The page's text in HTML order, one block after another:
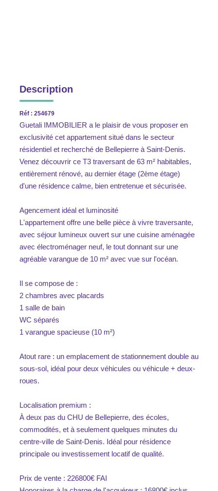
Description
Réf : 254679
Guetali IMMOBILIER a le plaisir de vous proposer en
exclusivité cet appartement situé dans le secteur
résidentiel et recherché de Bellepierre à Saint-Denis.
Venez découvrir ce T3 traversant de 63 m² habitables,
entièrement rénové, au dernier étage (2ème étage)
d'une résidence calme, bien entretenue et sécurisée.
Agencement idéal et luminosité
L'appartement offre une belle pièce à vivre traversante,
avec séjour lumineux ouvert sur une cuisine aménagée
avec électroménager neuf, le tout donnant sur une
agréable varangue de 10 m² avec vue sur l'océan.
Il se compose de :
2 chambres avec placards
1 salle de bain
WC séparés
1 varangue spacieuse (10 m²)
Atout rare : un emplacement de stationnement double au
sous-sol, idéal pour deux véhicules ou véhicule + deux-
roues.
Localisation premium :
À deux pas du CHU de Bellepierre, des écoles,
commodités, et à seulement quelques minutes du
centre-ville de Saint-Denis. Idéal pour résidence
principale ou investissement locatif de qualité.
Prix de vente : 226800€ FAI